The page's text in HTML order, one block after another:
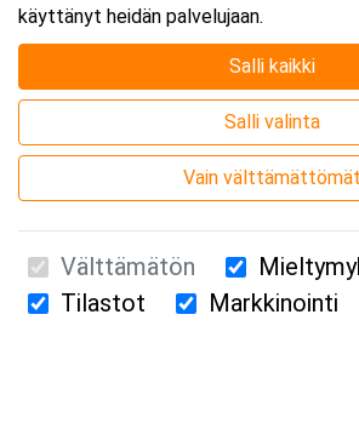
Suomen Ensiapukoulutus Oy /
käyttänyt heidän palvelujaan.
Salli kaikki
Salli valinta
Vain välttämättömät
Välttämätön
Tilastot
Markkinointi